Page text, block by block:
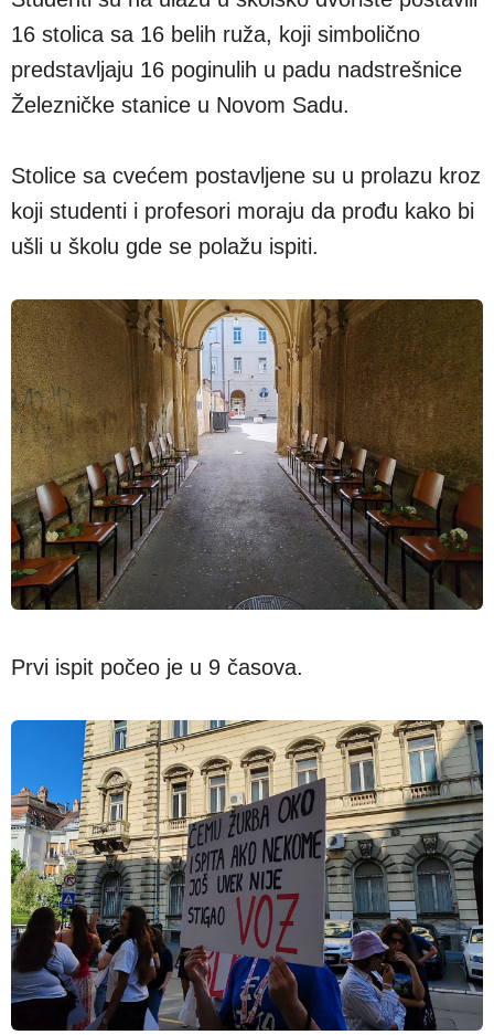
16 stolica sa 16 belih ruža, koji simbolično
predstavljaju 16 poginulih u padu nadstrešnice
Železničke stanice u Novom Sadu.
Stolice sa cvećem postavljene su u prolazu kroz
koji studenti i profesori moraju da prođu kako bi
ušli u školu gde se polažu ispiti.
Prvi ispit počeo je u 9 časova.